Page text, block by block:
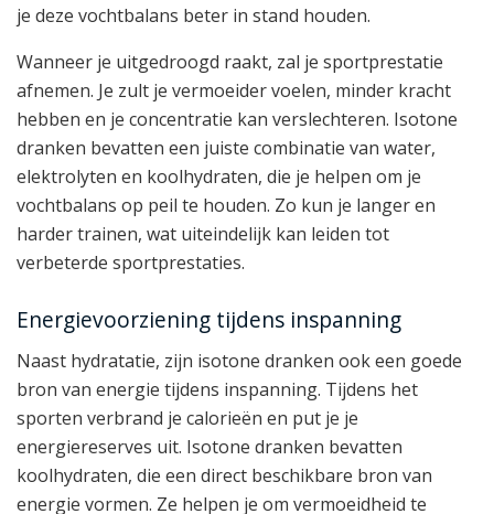
je deze vochtbalans beter in stand houden.
Wanneer je uitgedroogd raakt, zal je sportprestatie
afnemen. Je zult je vermoeider voelen, minder kracht
hebben en je concentratie kan verslechteren. Isotone
dranken bevatten een juiste combinatie van water,
elektrolyten en koolhydraten, die je helpen om je
vochtbalans op peil te houden. Zo kun je langer en
harder trainen, wat uiteindelijk kan leiden tot
verbeterde sportprestaties.
Energievoorziening tijdens inspanning
Naast hydratatie, zijn isotone dranken ook een goede
bron van energie tijdens inspanning. Tijdens het
sporten verbrand je calorieën en put je je
energiereserves uit. Isotone dranken bevatten
koolhydraten, die een direct beschikbare bron van
energie vormen. Ze helpen je om vermoeidheid te